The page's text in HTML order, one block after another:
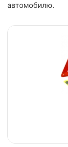
автомобилю.